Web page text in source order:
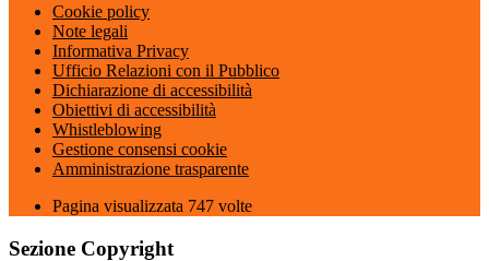
Cookie policy
Note legali
Informativa Privacy
Ufficio Relazioni con il Pubblico
Dichiarazione di accessibilità
Obiettivi di accessibilità
Whistleblowing
Gestione consensi cookie
Amministrazione trasparente
Pagina visualizzata 747 volte
Sezione Copyright